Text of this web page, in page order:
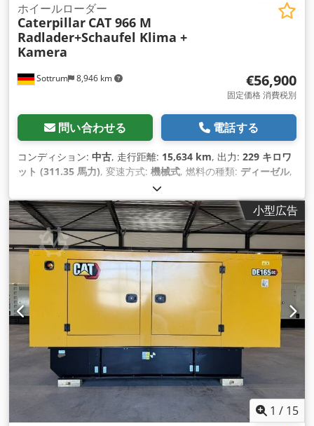
Sottrum 8,946 km
ホイールローダー
Caterpillar CAT 966 M
Radlader+Schaufel Klima +
Kamera
€56,900
固定価格 消費税別
問い合わせる 電話する
コンディション: 中古, 走行距離: 15,634 km, 出力: 229 キロワ
ット (311.35 馬力), 変速方式: 機械式, 燃料の種類: ディーゼル,
23,200 kg（キログラム）
kg（キログラム）, 最大積載重量:15,000 kg（キログラム）,
アクスル構成:4x4, 座席数:1, 初回登録:03/2016, ブレーキ:エ
ンジンブレーキ, 製造年:2016, 稼働時間:15,634 h, 運転席:デ
イキャブ, 装備:すすフィルター, イモビライザーシステム, エア
コン, キャビン, デファレンシャルロック, パワーステアリング,
パーキングセンサー, ヘッドガード, 全輪駆動, 圧縮空気ブレー
キ, 標準バケット, 車載コンピュータ, 追加ヘッドライト ,
小型広告
1 / 15